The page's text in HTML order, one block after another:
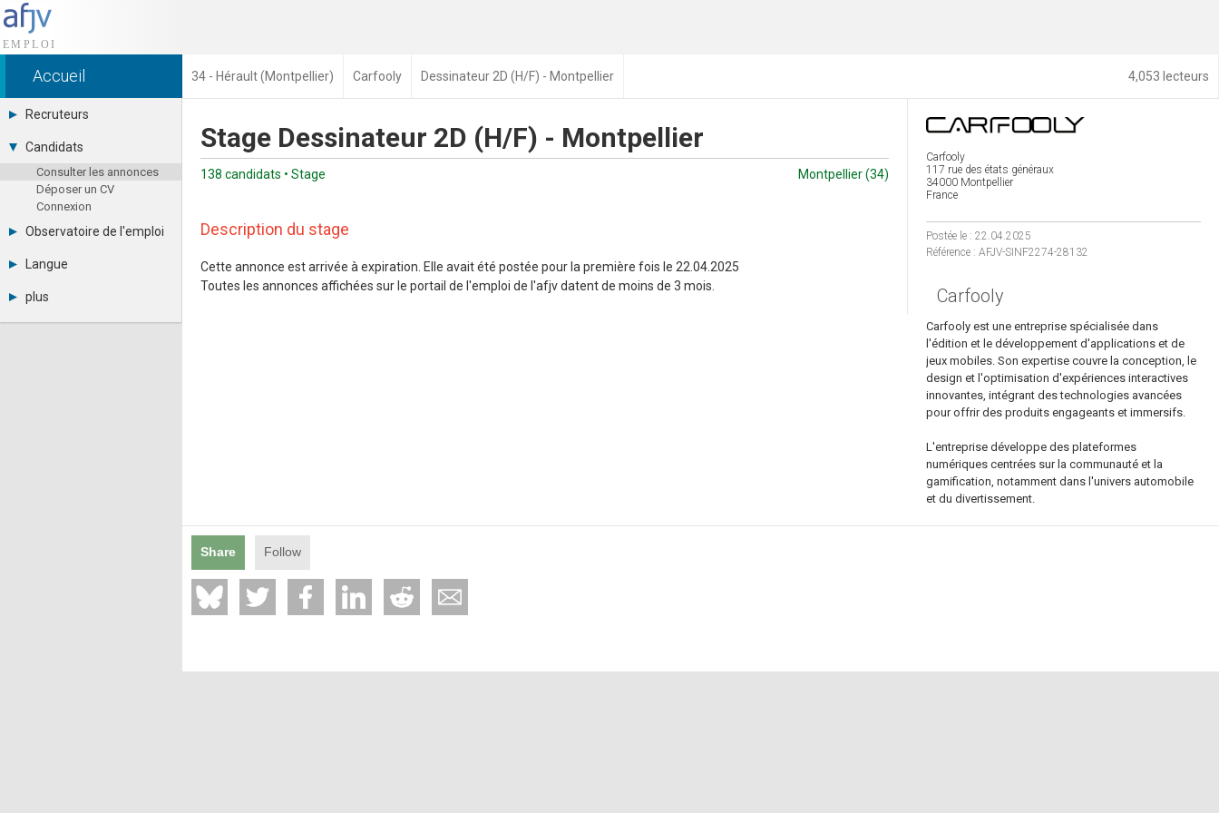
4,053 lecteurs
Accueil 34 - Hérault (Montpellier) Carfooly Dessinateur 2D (H/F) - Montpellier
Recruteurs
Déposer une annonce
Tarifs
Interface recruteur
Candidats
Consulter les annonces
Déposer un CV
Connexion
Observatoire de l'emploi
Par métier
Par contrat
Langue
Español
plus
Actualités
Carfooly
117 rue des états généraux
34000 Montpellier
France
Postée le : 22.04.2025
Référence : AFJV-SINF2274-28132
Carfooly
Carfooly est une entreprise spécialisée dans
l'édition et le développement d'applications et de
jeux mobiles. Son expertise couvre la conception, le
design et l'optimisation d'expériences interactives
innovantes, intégrant des technologies avancées
pour offrir des produits engageants et immersifs.
L'entreprise développe des plateformes
numériques centrées sur la communauté et la
gamification, notamment dans l'univers automobile
et du divertissement.
Stage Dessinateur 2D (H/F) - Montpellier
138 candidats • Stage Montpellier (34)
Description du stage
Cette annonce est arrivée à expiration. Elle avait été postée pour la première fois le 22.04.2025
Toutes les annonces affichées sur le portail de l'emploi de l'afjv datent de moins de 3 mois.
Share Follow